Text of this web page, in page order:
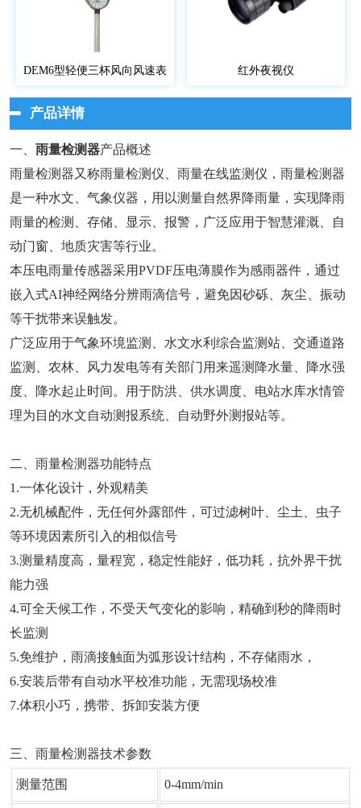
DEM6型轻便三杯风向风速表 红外夜视仪
产品详情
一、 雨量检测器产品概述
雨量检测器又称雨量检测仪、雨量在线监测仪，雨量检测器
是一种水文、气象仪器，用以测量自然界降雨量，实现降雨
雨量的检测、存储、显示、报警，广泛应用于智慧灌溉、自
动门窗、地质灾害等行业。
本压电雨量传感器采用PVDF压电薄膜作为感雨器件，通过
嵌入式AI神经网络分辨雨滴信号，避免因砂砾、灰尘、振动
等干扰带来误触发。
广泛应用于气象环境监测、水文水利综合监测站、交通道路
监测、农林、风力发电等有关部门用来遥测降水量、降水强
度、降水起止时间。用于防洪、供水调度、电站水库水情管
理为目的水文自动测报系统、自动野外测报站等。
二、雨量检测器功能特点
1.一体化设计，外观精美
2.无机械配件，无任何外露部件，可过滤树叶、尘土、虫子
等环境因素所引入的相似信号
3.测量精度高，量程宽，稳定性能好，低功耗，抗外界干扰
能力强
4.可全天候工作，不受天气变化的影响，精确到秒的降雨时
长监测
5.免维护，雨滴接触面为弧形设计结构，不存储雨水，
6.安装后带有自动水平校准功能，无需现场校准
7.体积小巧，携带、拆卸安装方便
三、雨量检测器技术参数
测量范围 0-4mm/min